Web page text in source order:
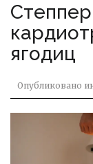
ягодиц
Опубликовано